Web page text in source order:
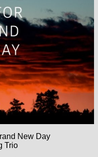
New Day
Trio